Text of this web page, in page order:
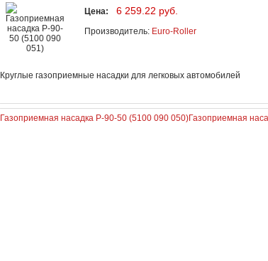
Цена: 6 259.22 руб.
Производитель: Euro-Roller
Круглые газоприемные насадки для легковых автомобилей
Газоприемная насадка P-90-50 (5100 090 050)Газоприемная